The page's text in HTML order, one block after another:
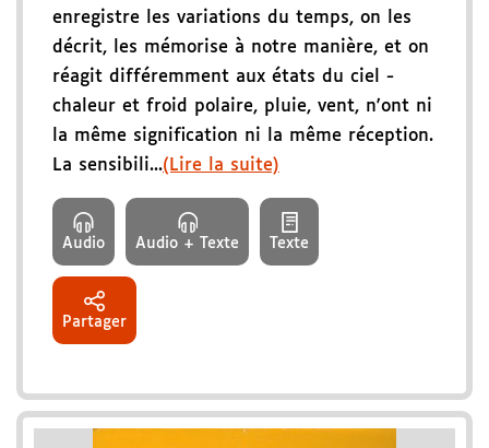
enregistre les variations du temps, on les
décrit, les mémorise à notre manière, et on
réagit différemment aux états du ciel -
chaleur et froid polaire, pluie, vent, n'ont ni
la même signification ni la même réception.
La sensibili...(Lire la suite)
Audio Audio + Texte Texte
Partager